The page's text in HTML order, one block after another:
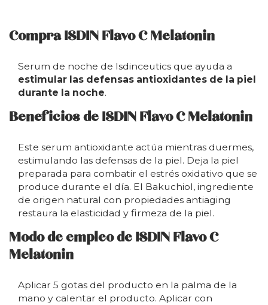
Compra ISDIN Flavo C Melatonin
Serum de noche de Isdinceutics que ayuda a
estimular las defensas antioxidantes de la piel
durante la noche.
Beneficios de ISDIN Flavo C Melatonin
Este serum antioxidante actúa mientras duermes,
estimulando las defensas de la piel. Deja la piel
preparada para combatir el estrés oxidativo que se
produce durante el día. El Bakuchiol, ingrediente
de origen natural con propiedades antiaging
restaura la elasticidad y firmeza de la piel.
Modo de empleo de ISDIN Flavo C
Melatonin
Aplicar 5 gotas del producto en la palma de la
mano y calentar el producto. Aplicar con